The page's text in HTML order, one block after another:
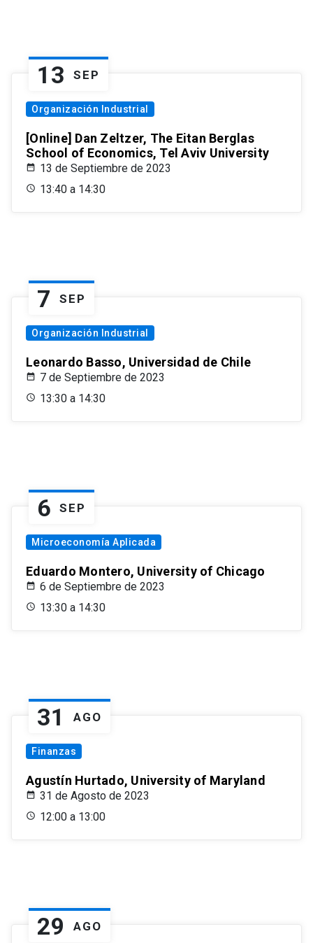
13 SEP
Organización Industrial
[Online] Dan Zeltzer, The Eitan Berglas
School of Economics, Tel Aviv University
13 de Septiembre de 2023
13:40 a 14:30
7 SEP
Organización Industrial
Leonardo Basso, Universidad de Chile
7 de Septiembre de 2023
13:30 a 14:30
6 SEP
Microeconomía Aplicada
Eduardo Montero, University of Chicago
6 de Septiembre de 2023
13:30 a 14:30
31 AGO
Finanzas
Agustín Hurtado, University of Maryland
31 de Agosto de 2023
12:00 a 13:00
29 AGO